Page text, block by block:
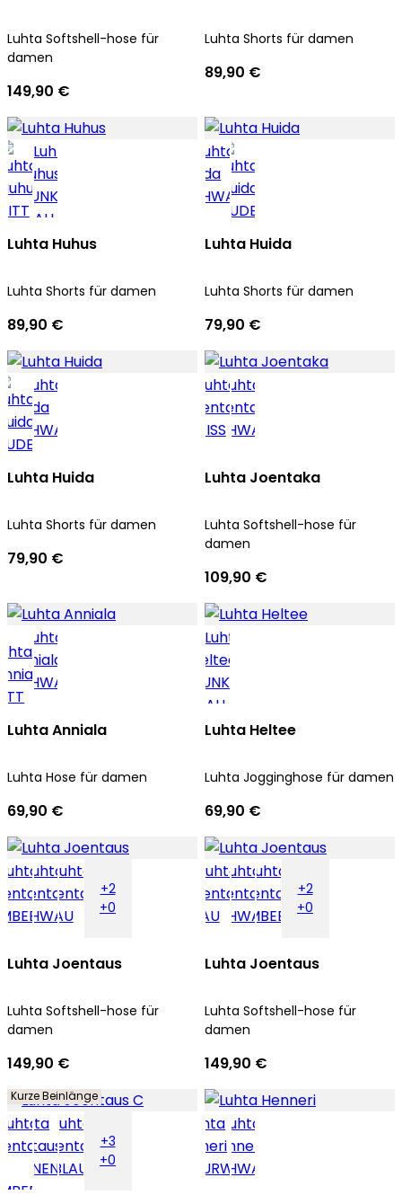
Luhta Softshell-hose für
damen
149,90 €
Luhta Shorts für damen
89,90 €
Luhta Huhus
Luhta Shorts für damen
89,90 €
Luhta Huida
Luhta Shorts für damen
79,90 €
Luhta Huida
Luhta Shorts für damen
79,90 €
Luhta Joentaka
Luhta Softshell-hose für
damen
109,90 €
Luhta Anniala
Luhta Hose für damen
69,90 €
Luhta Heltee
Luhta Jogginghose für damen
69,90 €
+2
+0
Luhta Joentaus
Luhta Softshell-hose für
damen
149,90 €
+2
+0
Luhta Joentaus
Luhta Softshell-hose für
damen
149,90 €
Kurze Beinlänge
+3
+0